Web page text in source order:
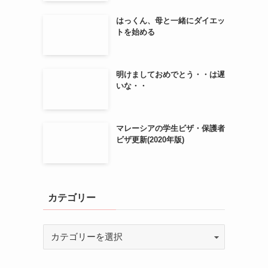
はっくん、母と一緒にダイエッ
トを始める
明けましておめでとう・・は遅
いな・・
マレーシアの学生ビザ・保護者
ビザ更新(2020年版)
カテゴリー